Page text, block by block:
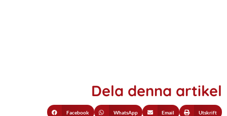
Dela denna artikel
Facebook WhatsApp Email Utskrift